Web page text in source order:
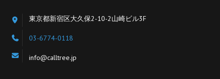
東京都新宿区大久保2-10-2山崎ビル3F
03-6774-0118
info@calltree.jp